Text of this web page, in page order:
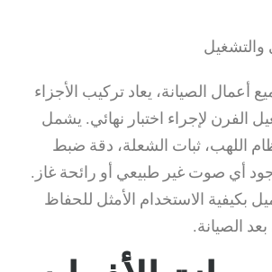
أعمال الصيانة، يعاد تركيب الأجزاء
الفرن لإجراء اختبار نهائي. يشمل
اللهب، ثبات الشعلة، دقة ضبط
أي صوت غير طبيعي أو رائحة غاز.
بكيفية الاستخدام الأمثل للحفاظ
الصيانة.